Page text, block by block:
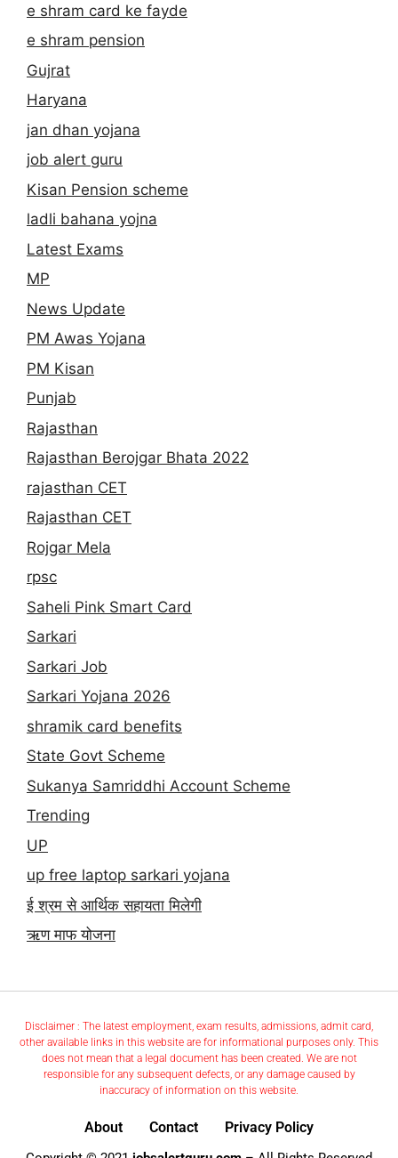
e shram card ke fayde
e shram pension
Gujrat
Haryana
jan dhan yojana
job alert guru
Kisan Pension scheme
ladli bahana yojna
Latest Exams
MP
News Update
PM Awas Yojana
PM Kisan
Punjab
Rajasthan
Rajasthan Berojgar Bhata 2022
rajasthan CET
Rajasthan CET
Rojgar Mela
rpsc
Saheli Pink Smart Card
Sarkari
Sarkari Job
Sarkari Yojana 2026
shramik card benefits
State Govt Scheme
Sukanya Samriddhi Account Scheme
Trending
UP
up free laptop sarkari yojana
ई श्रम से आर्थिक सहायता मिलेगी
ऋण माफ योजना
Disclaimer : The latest employment, exam results, admissions, admit card,
other available links in this website are for informational purposes only. This
does not mean that a legal document has been created. We are not
responsible for any subsequent defects, or any damage caused by
inaccuracy of information on this website.
About Contact Privacy Policy